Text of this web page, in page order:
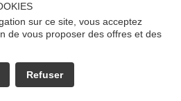
sur ce site, vous acceptez
de vous proposer des offres et des
Refuser